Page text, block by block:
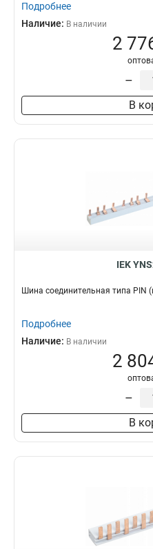
Подробнее
Наличие: В наличии
2
–
В
IEK
Шина соединительная типа
Подробнее
Наличие: В наличии
2
–
В